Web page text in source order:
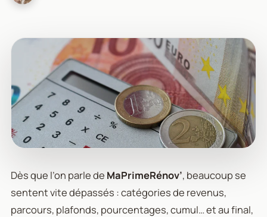
Dès que l’on parle de MaPrimeRénov’, beaucoup se
sentent vite dépassés : catégories de revenus,
parcours, plafonds, pourcentages, cumul… et au final,